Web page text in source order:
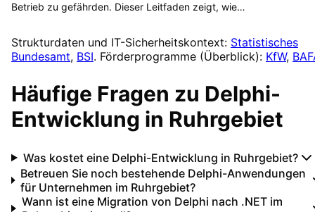
Betrieb zu gefährden. Dieser Leitfaden zeigt, wie…
Strukturdaten und IT-Sicherheitskontext: Statistisches
Bundesamt, BSI. Förderprogramme (Überblick): KfW,
Häufige Fragen zu Delphi-
Entwicklung in Ruhrgebiet
Was kostet eine Delphi-Entwicklung in Ruhrgebiet?
Betreuen Sie noch bestehende Delphi-Anwendungen
für Unternehmen im Ruhrgebiet?
Wann ist eine Migration von Delphi nach .NET im